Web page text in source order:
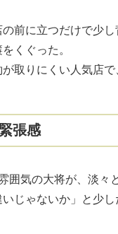
前に立つだけで少
くぐった。
が取りにくい人気店
張感
囲気の大将が、淡
ゃないか」と少し